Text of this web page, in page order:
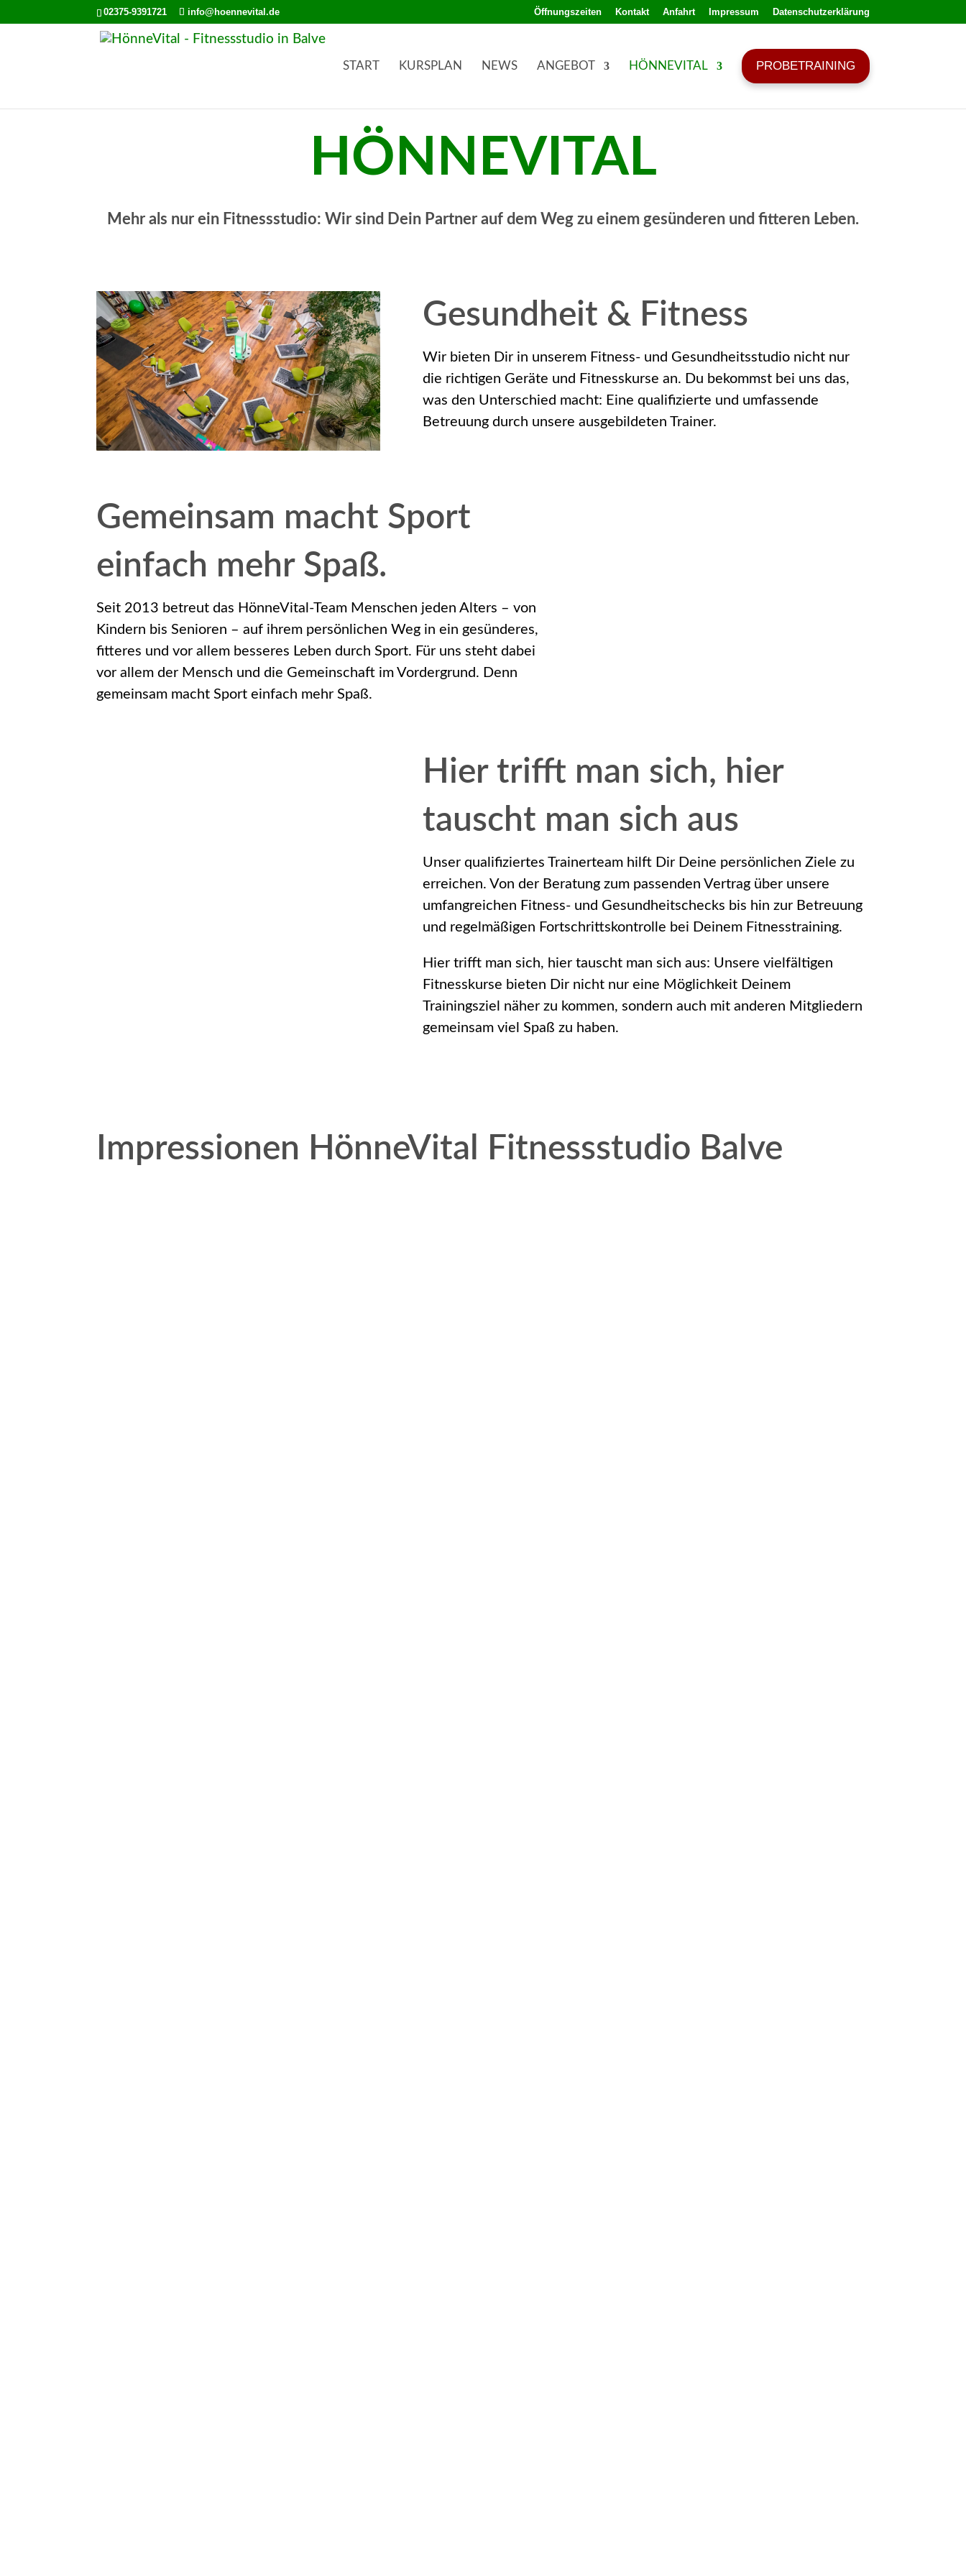
02375-9391721 info@hoennevital.de Öffnungszeiten Kontakt Anfahrt Impressum Datenschutzerklärung
START KURSPLAN NEWS ANGEBOT HÖNNEVITAL PROBETRAINING
HÖNNEVITAL
Mehr als nur ein Fitnessstudio: Wir sind Dein Partner auf dem Weg zu einem gesünderen und fitteren Leben.
Gesundheit & Fitness
Wir bieten Dir in unserem Fitness- und Gesundheitsstudio nicht nur
die richtigen Geräte und Fitnesskurse an. Du bekommst bei uns das,
was den Unterschied macht: Eine qualifizierte und umfassende
Betreuung durch unsere ausgebildeten Trainer.
Gemeinsam macht Sport
einfach mehr Spaß.
Seit 2013 betreut das HönneVital-Team Menschen jeden Alters – von
Kindern bis Senioren – auf ihrem persönlichen Weg in ein gesünderes,
fitteres und vor allem besseres Leben durch Sport. Für uns steht dabei
vor allem der Mensch und die Gemeinschaft im Vordergrund. Denn
gemeinsam macht Sport einfach mehr Spaß.
Hier trifft man sich, hier
tauscht man sich aus
Unser qualifiziertes Trainerteam hilft Dir Deine persönlichen Ziele zu
erreichen. Von der Beratung zum passenden Vertrag über unsere
umfangreichen Fitness- und Gesundheitschecks bis hin zur Betreuung
und regelmäßigen Fortschrittskontrolle bei Deinem Fitnesstraining.
Hier trifft man sich, hier tauscht man sich aus: Unsere vielfältigen
Fitnesskurse bieten Dir nicht nur eine Möglichkeit Deinem
Trainingsziel näher zu kommen, sondern auch mit anderen Mitgliedern
gemeinsam viel Spaß zu haben.
Impressionen HönneVital Fitnessstudio Balve